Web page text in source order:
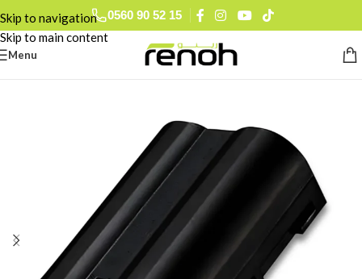
Skip to navigation
Skip to main content
0560 90 52 15
Menu